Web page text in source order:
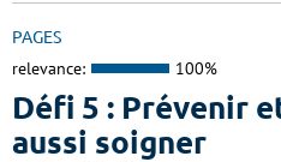
PAGES
relevance: 100%
Défi 5 : Prévenir
aussi soigner